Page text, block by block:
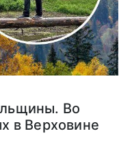
Во
в Верховине